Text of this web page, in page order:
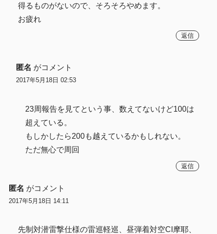
得るものがないので、そろそろやめます。
お疲れ
返信
匿名 がコメント
2017年5月18日 02:53
23周報告を見てという事、数えてないけど100は
超えている。
もしかしたら200も越えているかもしれない。
ただ無心で周回
返信
匿名 がコメント
2017年5月18日 14:11
先制対潜雷撃仕様の雷巡軽巡、昼弾着対空CI摩耶、